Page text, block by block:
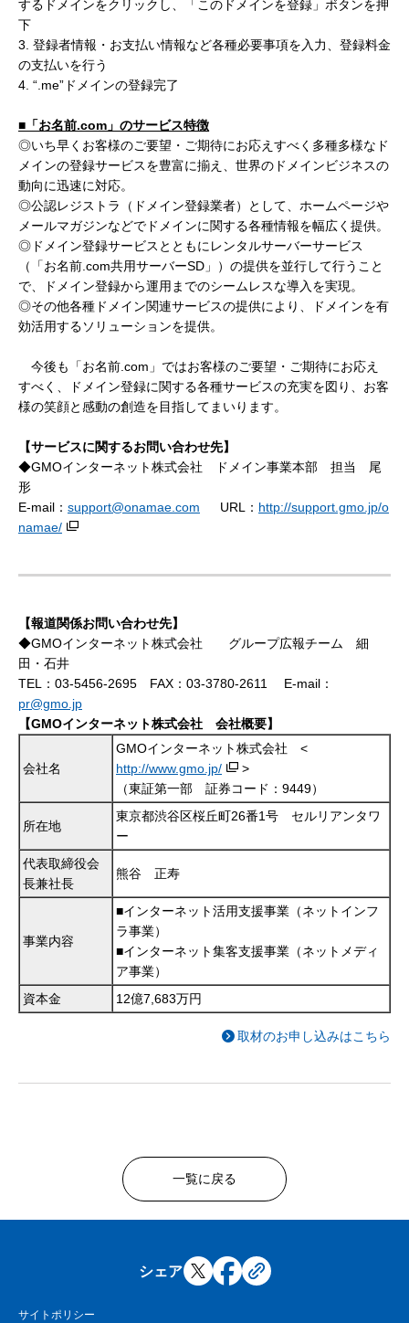
するドメインをクリックし、「このドメインを登録」ボタンを押
下
3. 登録者情報・お支払い情報など各種必要事項を入力、登録料金
の支払いを行う
4. “.me”ドメインの登録完了
■「お名前.com 」のサービス特徴
◎いち早くお客様のご要望・ご期待にお応えすべく多種多様なド
メインの登録サービスを豊富に揃え、世界のドメインビジネスの
動向に迅速に対応。
◎公認レジストラ（ドメイン登録業者）として、ホームページや
メールマガジンなどでドメインに関する各種情報を幅広く提供。
◎ドメイン登録サービスとともにレンタルサーバーサービス
（「お名前.com共用サーバーSD」）の提供を並行して行うこと
で、ドメイン登録から運用までのシームレスな導入を実現。
◎その他各種ドメイン関連サービスの提供により、ドメインを有
効活用するソリューションを提供。
今後も「お名前.com」ではお客様のご要望・ご期待にお応え
すべく、ドメイン登録に関する各種サービスの充実を図り、お客
様の笑顔と感動の創造を目指してまいります。
【サービスに関するお問い合わせ先】
◆GMOインターネット株式会社 ドメイン事業本部 担当 尾
形
E-mail： support@onamae.com URL ： http://support.gmo.jp/o
namae/
【報道関係お問い合わせ先】
◆GMOインターネット株式会社 グループ広報チーム 細
田・石井
TEL：03-5456-2695 FAX：03-3780-2611 E-mail：
pr@gmo.jp
【GMOインターネット株式会社 会社概要】
会社名
GMOインターネット株式会社 <
http://www.gmo.jp/
>
（東証第一部 証券コード：9449）
所在地
東京都渋谷区桜丘町26番1号 セルリアンタワ
ー
代表取締役会
長兼社長
熊谷 正寿
事業内容
■インターネット活用支援事業（ネットインフ
ラ事業）
■インターネット集客支援事業（ネットメディ
ア事業）
資本金
12億7,683万円
取材のお申し込みはこちら
一覧に戻る
シェア
サイトポリシー